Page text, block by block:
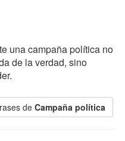
una campaña política no
de la verdad, sino
de Campaña política